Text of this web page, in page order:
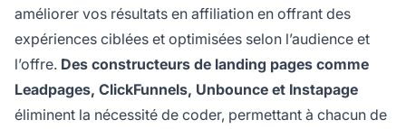
améliorer vos résultats en affiliation en offrant des
expériences ciblées et optimisées selon l’audience et
l’offre. Des constructeurs de landing pages comme
Leadpages, ClickFunnels, Unbounce et Instapage
éliminent la nécessité de coder, permettant à chacun de